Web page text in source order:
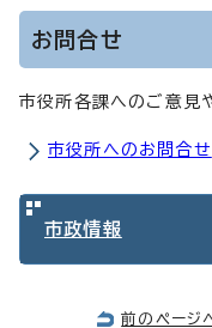
お問合せ
市役所各課へのご意見
市役所へのお問合せ
市政情報
前のページ